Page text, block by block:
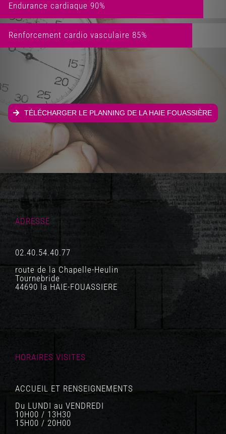
Endurance cardiaque 90%
Renforcement cardio vasculaire 85%
TÉLÉCHARGER LE PLANNING DE LA HAIE FOUASSIÈRE
ADRESSE
02.40.54.40.77
route de la Chapelle-Heulin
Tournebride
44690 la HAIE-FOUASSIERE
HORAIRES VISITES
ACCUEIL ET RENSEIGNEMENTS
Du LUNDI au VENDREDI
10H00 / 13H30
15H00 / 20H00